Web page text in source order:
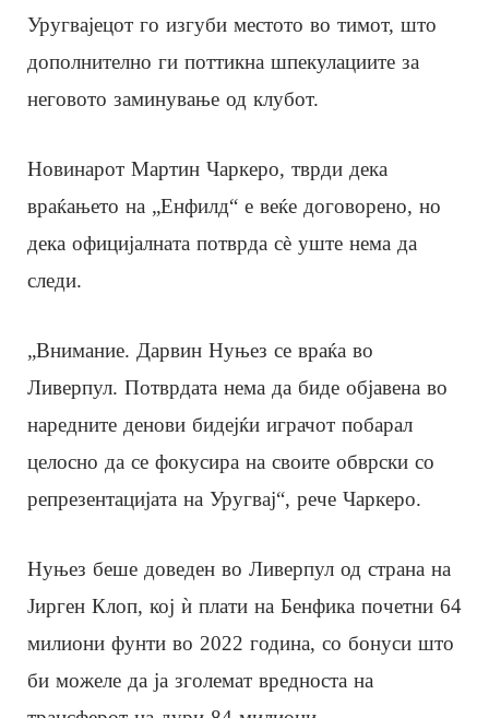
Уругвајецот го изгуби местото во тимот, што
дополнително ги поттикна шпекулациите за
неговото заминување од клубот.
Новинарот Мартин Чаркеро, тврди дека
враќањето на „Енфилд“ е веќе договорено, но
дека официјалната потврда сè уште нема да
следи.
„Внимание. Дарвин Нуњез се враќа во
Ливерпул. Потврдата нема да биде објавена во
наредните денови бидејќи играчот побарал
целосно да се фокусира на своите обврски со
репрезентацијата на Уругвај“, рече Чаркеро.
Нуњез беше доведен во Ливерпул од страна на
Јирген Клоп, кој ѝ плати на Бенфика почетни 64
милиони фунти во 2022 година, со бонуси што
би можеле да ја зголемат вредноста на